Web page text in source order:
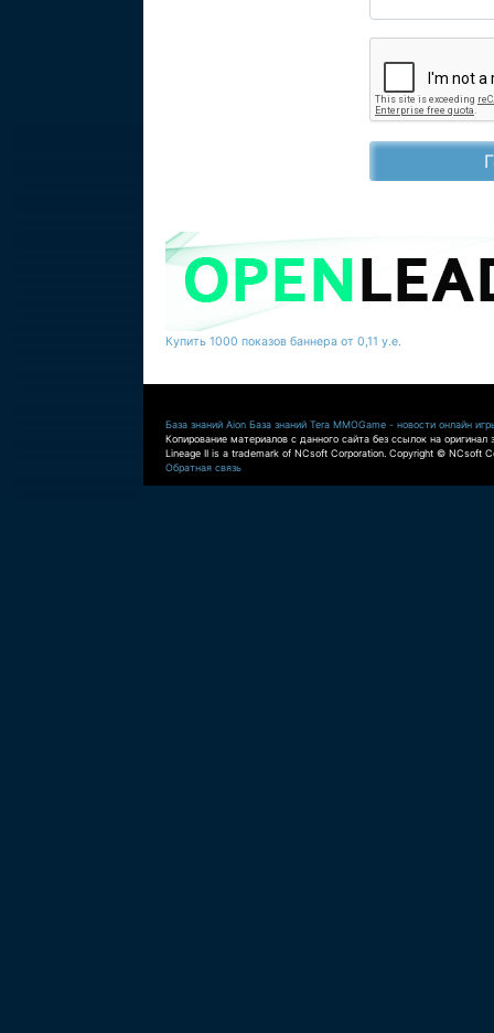
Купить 1000 показов баннера от 0,11 у.е.
База знаний Aion База знаний Tera MMOGame - новости онлайн
Копирование материалов с данного сайта без ссылок на оригинал
Lineage II is a trademark of NCsoft Corporation. Copyright © NCsoft
Обратная связь